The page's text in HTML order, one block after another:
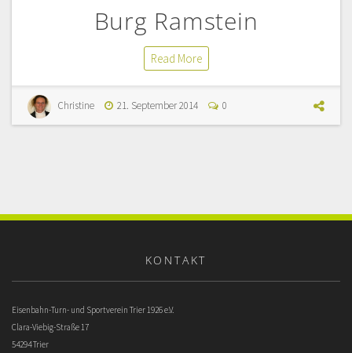
Burg Ramstein
Read More
Christine 21. September 2014 0
KONTAKT
Eisenbahn-Turn- und Sportverein Trier 1926 e.V.
Clara-Viebig-Straße 17
54294 Trier